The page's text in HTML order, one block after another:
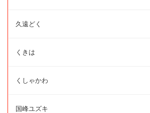
久遠どく
くきは
くしゃかわ
国峰ユズキ